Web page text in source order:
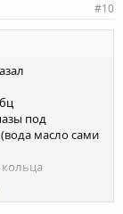
#10
под
масло сами
как таковой